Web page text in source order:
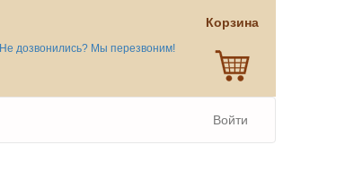
Не дозвонились? Мы перезвоним!
Корзина
Войти